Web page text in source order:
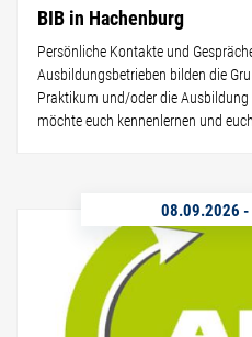
BIB in Hachenburg
Persönliche Kontakte und
Ausbildungsbetrieben bilden die
Praktikum und/oder die
möchte euch kennenlernen und euch
08.09.2026 -